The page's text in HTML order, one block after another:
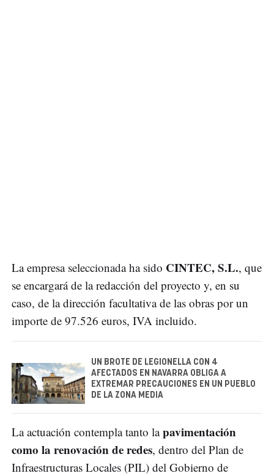
La empresa seleccionada ha sido CINTEC, S.L., que
se encargará de la redacción del proyecto y, en su
caso, de la dirección facultativa de las obras por un
importe de 97.526 euros, IVA incluido.
UN BROTE DE LEGIONELLA CON 4
AFECTADOS EN NAVARRA OBLIGA A
EXTREMAR PRECAUCIONES EN UN PUEBLO
DE LA ZONA MEDIA
La actuación contempla tanto lapavimentación
como la renovación de redes, dentro del Plan de
Infraestructuras Locales (PIL) del Gobierno de